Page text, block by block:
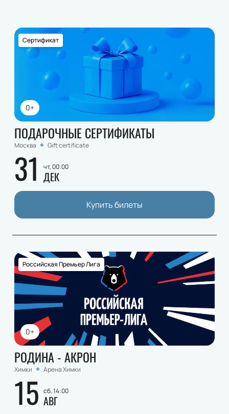
0+
Сертификат
ПОДАРОЧНЫЕ СЕРТИФИКАТЫ
Москва Gift certificate
31 чт, 00:00
ДЕК
Купить билеты
0+
Российская Премьер Лига
РОДИНА - АКРОН
Химки Арена Химки
15 сб, 14:00
АВГ